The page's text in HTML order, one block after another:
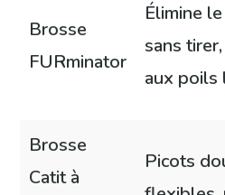
Brosse
FURminator
Élimine
sans
aux poils
Brosse
Catit à
Picots